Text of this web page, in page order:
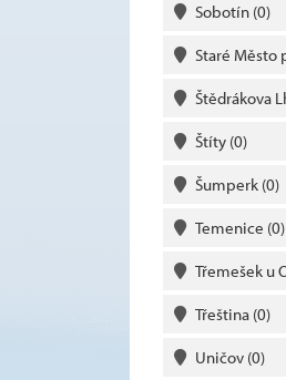
Sobotín (0)
Staré Město
Štědrákova
Štíty (0)
Šumperk (0)
Temenice (0)
Třemešek u
Třeština (0)
Uničov (0)